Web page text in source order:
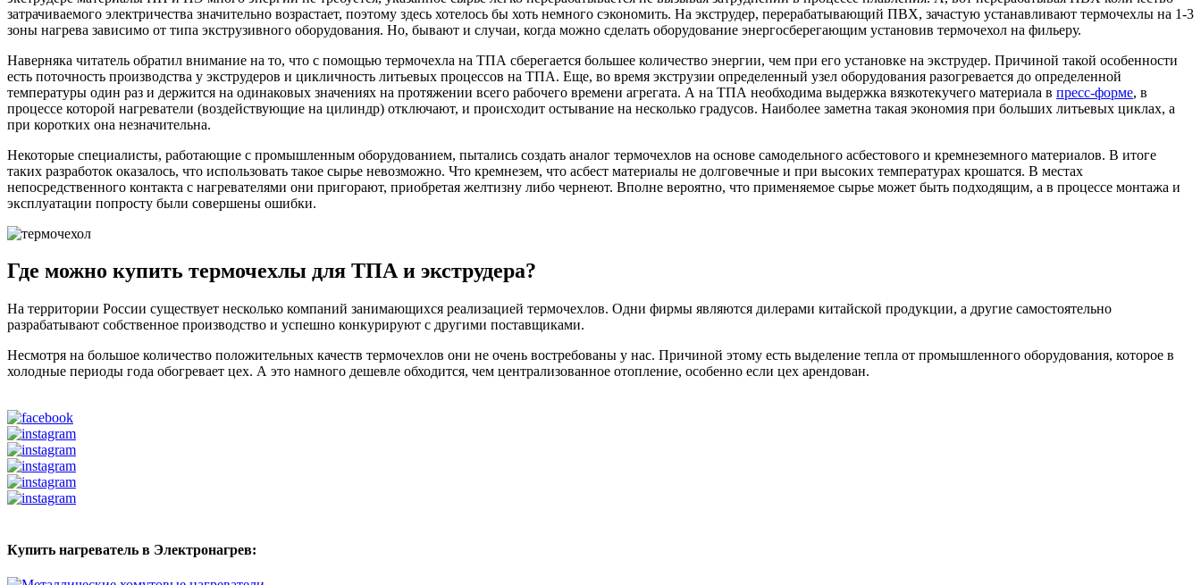
затрачиваемого электричества значительно возрастает, поэтому здесь хотелось бы хоть немного сэкономить. На экструдер, перерабатывающий ПВХ, зачастую устанавливают термочехлы на 1-3
зоны нагрева зависимо от типа экструзивного оборудования. Но, бывают и случаи, когда можно сделать оборудование энергосберегающим установив термочехол на фильеру.
Наверняка читатель обратил внимание на то, что с помощью термочехла на ТПА сберегается большее количество энергии, чем при его установке на экструдер. Причиной такой особенности
есть поточность производства у экструдеров и цикличность литьевых процессов на ТПА. Еще, во время экструзии определенный узел оборудования разогревается до определенной
температуры один раз и держится на одинаковых значениях на протяжении всего рабочего времени агрегата. А на ТПА необходима выдержка вязкотекучего материала в пресс-форме, в
процессе которой нагреватели (воздействующие на цилиндр) отключают, и происходит остывание на несколько градусов. Наиболее заметна такая экономия при больших литьевых циклах, а
при коротких она незначительна.
Некоторые специалисты, работающие с промышленным оборудованием, пытались создать аналог термочехлов на основе самодельного асбестового и кремнеземного материалов. В итоге
таких разработок оказалось, что использовать такое сырье невозможно. Что кремнезем, что асбест материалы не долговечные и при высоких температурах крошатся. В местах
непосредственного контакта с нагревателями они пригорают, приобретая желтизну либо чернеют. Вполне вероятно, что применяемое сырье может быть подходящим, а в процессе монтажа и
эксплуатации попросту были совершены ошибки.
Где можно купить термочехлы для ТПА и экструдера?
На территории России существует несколько компаний занимающихся реализацией термочехлов. Одни фирмы являются дилерами китайской продукции, а другие самостоятельно
разрабатывают собственное производство и успешно конкурируют с другими поставщиками.
Несмотря на большое количество положительных качеств термочехлов они не очень востребованы у нас. Причиной этому есть выделение тепла от промышленного оборудования, которое в
холодные периоды года обогревает цех. А это намного дешевле обходится, чем централизованное отопление, особенно если цех арендован.
Купить нагреватель в Электронагрев: